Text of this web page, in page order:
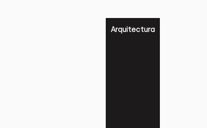
Arquitectura